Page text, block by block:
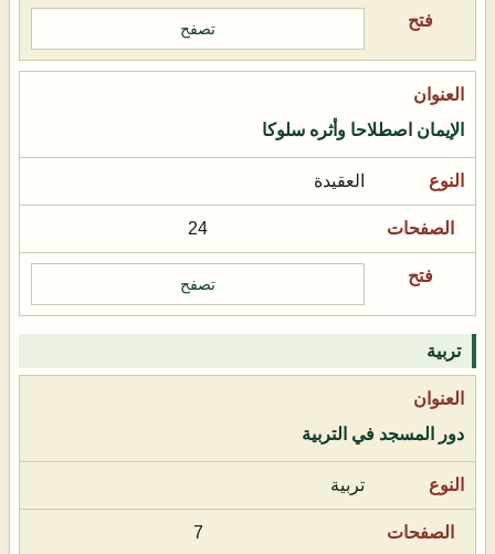
تصفح
الإيمان اصطلاحا وأثره سلوكا
العقيدة
24
تصفح
تربية
دور المسجد في التربية
تربية
7